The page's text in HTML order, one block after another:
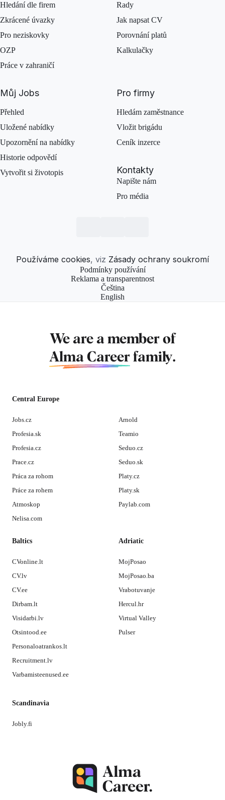
Hledání dle firem
Zkrácené úvazky
Pro neziskovky
OZP
Práce v zahraničí
Rady
Jak napsat CV
Porovnání platů
Kalkulačky
Můj Jobs
Přehled
Uložené nabídky
Upozornění na nabídky
Historie odpovědí
Vytvořit si životopis
Pro firmy
Hledám zaměstnance
Vložit brigádu
Ceník inzerce
Kontakty
Napište nám
Pro média
Používáme cookies, viz Zásady ochrany soukromí
Podmínky používání
Reklama a transparentnost
Čeština
English
We are a member of
Alma Career family.
Central Europe
Jobs.cz
Profesia.sk
Profesia.cz
Prace.cz
Práca za rohom
Práce za rohem
Atmoskop
Nelisa.com
Arnold
Teamio
Seduo.cz
Seduo.sk
Platy.cz
Platy.sk
Paylab.com
Baltics
CVonline.lt
CV.lv
CV.ee
Dirbam.lt
Visidarbi.lv
Otsintood.ee
Personaloatrankos.lt
Recruitment.lv
Varbamisteenused.ee
Adriatic
MojPosao
MojPosao.ba
Vrabotuvanje
Hercul.hr
Virtual Valley
Pulser
Scandinavia
Jobly.fi